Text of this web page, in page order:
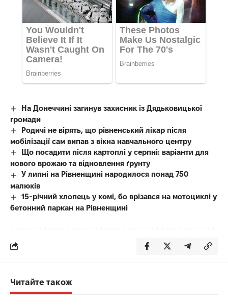
На Донеччині загинув захисник із Дядьковицької
громади
Родичі не вірять, що рівненський лікар після
мобілізації сам випав з вікна навчального центру
Що посадити після картоплі у серпні: варіанти для
нового врожаю та відновлення ґрунту
У липні на Рівненщині народилося понад 750
малюків
15-річний хлопець у комі, бо врізався на мотоциклі у
бетонний паркан на Рівненщині
Читайте також